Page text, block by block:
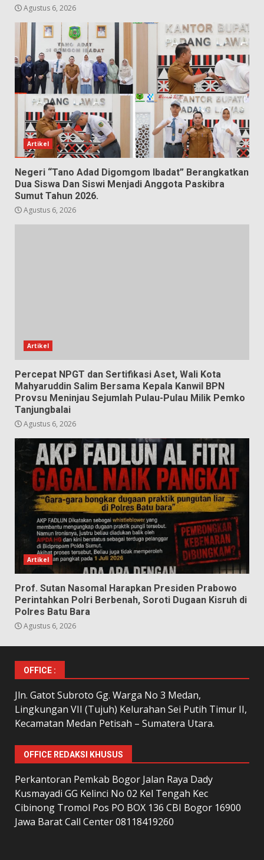
Agustus 6, 2026
Artikel
Negeri “Tano Adad Digomgom Ibadat” Berangkatkan
Dua Siswa Dan Siswi Menjadi Anggota Paskibra
Sumut Tahun 2026.
Agustus 6, 2026
Artikel
Percepat NPGT dan Sertifikasi Aset, Wali Kota
Mahyaruddin Salim Bersama Kepala Kanwil BPN
Provsu Meninjau Sejumlah Pulau-Pulau Milik Pemko
Tanjungbalai
Agustus 6, 2026
Artikel
Prof. Sutan Nasomal Harapkan Presiden Prabowo
Perintahkan Polri Berbenah, Soroti Dugaan Kisruh di
Polres Batu Bara
Agustus 6, 2026
OFFICE :
Jln. Gatot Subroto Gg. Warga No 3 Medan,
Lingkungan VII (Tujuh) Kelurahan Sei Putih Timur II,
Kecamatan Medan Petisah – Sumatera Utara.
OFFICE REDAKSI KHUSUS
Perkantoran Pemkab Bogor Jalan Raya Dady
Kusmayadi GG Kelinci No 02 Kel Tengah Kec
Cibinong Tromol Pos PO BOX 136 CBI Bogor 16900
Jawa Barat Call Center 08118419260